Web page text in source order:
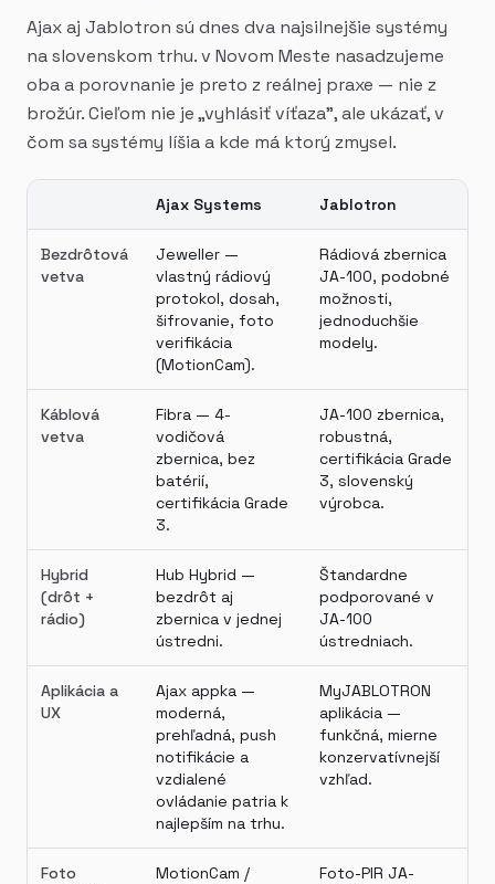
Ajax aj Jablotron sú dnes dva najsilnejšie systémy
na slovenskom trhu. v Novom Meste nasadzujeme
oba a porovnanie je preto z reálnej praxe — nie z
brožúr. Cieľom nie je „vyhlásiť víťaza", ale ukázať, v
čom sa systémy líšia a kde má ktorý zmysel.
Ajax Systems Jablotron
Bezdrôtová
vetva
Jeweller —
vlastný rádiový
protokol, dosah,
šifrovanie, foto
verifikácia
(MotionCam).
Rádiová zbernica
JA-100, podobné
možnosti,
jednoduchšie
modely.
Káblová
vetva
Fibra — 4-
vodičová
zbernica, bez
batérií,
certifikácia Grade
3.
JA-100 zbernica,
robustná,
certifikácia Grade
3, slovenský
výrobca.
Hybrid
(drôt +
rádio)
Hub Hybrid —
bezdrôt aj
zbernica v jednej
ústredni.
Štandardne
podporované v
JA-100
ústredniach.
Aplikácia a
UX
Ajax appka —
moderná,
prehľadná, push
notifikácie a
vzdialené
ovládanie patria k
najlepším na trhu.
MyJABLOTRON
aplikácia —
funkčná, mierne
konzervatívnejší
vzhľad.
Foto
MotionCam /
Foto-PIR JA-